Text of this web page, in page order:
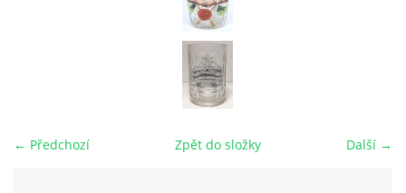
← Předchozí Další →
Zpět do složky